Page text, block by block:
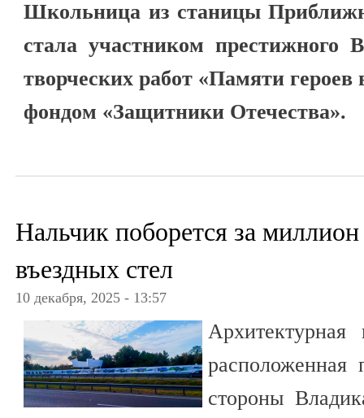
Школьница из станицы
стала участником престижного
творческих работ «Памяти героев
фондом «Защитники Отечества».
Нальчик поборется за
въездных стел
10 декабря, 2025 - 13:57
стороны